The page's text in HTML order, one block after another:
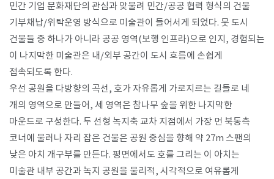
민간 기업 문화재단의 관심과 맞물려 민간/공공 협력 형식의 건물
기부채납/위탁운영 방식으로 미술관이 들어서게 되었다. 뭇 도시
건물들 중 하나가 아니라 공공 영역(보행 인프라)으로 인지, 경험되는
이 나지막한 미술관은 내/외부 공간이 도시 흐름에 손쉽게
접속되도록 한다.
우선 공원을 다방향의 곡선, 호가 자유롭게 가로지르는 길들로 네
개의 영역으로 만들어, 세 영역은 참나무 숲을 위한 나지막한
마운드로 구성한다. 두 선형 녹지축 교차 지점에서 가장 먼 북동측
코너에 물러나 자리 잡은 건물은 공원 중심을 향해 약 27m 스팬의
낮은 아치 개구부를 만든다. 평면에서도 호를 그리는 이 아치는
미술관 내부 공간과 녹지 공원을 물리적, 시각적으로 여유롭게